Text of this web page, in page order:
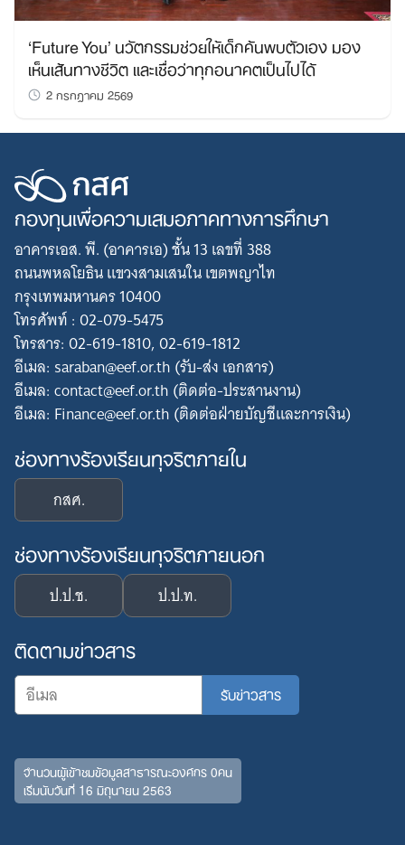
Search
‘Future You’ นวัตกรรมช่วยให้เด็กค้นพบตัวเอง มอง
เห็นเส้นทางชีวิต และเชื่อว่าทุกอนาคตเป็นไปได้
2 กรกฎาคม 2569
กองทุนเพื่อความเสมอภาคทางการศึกษา
อาคารเอส. พี. (อาคารเอ) ชั้น 13 เลขที่ 388
ถนนพหลโยธิน แขวงสามเสนใน เขตพญาไท
กรุงเทพมหานคร 10400
โทรศัพท์ : 02-079-5475
โทรสาร: 02-619-1810, 02-619-1812
อีเมล: saraban@eef.or.th (รับ-ส่ง เอกสาร)
อีเมล: contact@eef.or.th (ติดต่อ-ประสานงาน)
อีเมล: Finance@eef.or.th (ติดต่อฝ่ายบัญชีและการเงิน)
ช่องทางร้องเรียนทุจริตภายใน
กสศ.
ช่องทางร้องเรียนทุจริตภายนอก
ป.ป.ช. ป.ป.ท.
ติดตามข่าวสาร
จำนวนผู้เข้าชมข้อมูลสาธารณะองค์กร 0คน
เริ่มนับวันที่ 16 มิถุนายน 2563